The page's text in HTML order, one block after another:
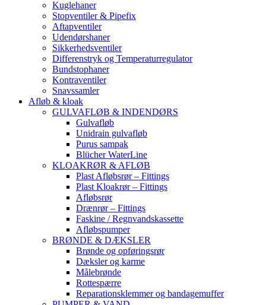
Kuglehaner
Stopventiler & Pipefix
Aftapventiler
Udendørshaner
Sikkerhedsventiler
Differenstryk og Temperaturregulator
Bundstophaner
Kontraventiler
Snavssamler
Afløb & kloak
GULVAFLØB & INDENDØRS
Gulvafløb
Unidrain gulvafløb
Purus sampak
Blücher WaterLine
KLOAKRØR & AFLØB
Plast Afløbsrør – Fittings
Plast Kloakrør – Fittings
Afløbsrør
Drænrør – Fittings
Faskine / Regnvandskassette
Afløbspumper
BRØNDE & DÆKSLER
Brønde og opføringsrør
Dæksler og karme
Målebrønde
Rottespærre
Reparationsklemmer og bandagemuffer